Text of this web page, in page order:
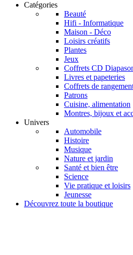
Catégories
Beauté
Hifi - Informatique
Maison - Déco
Loisirs créatifs
Plantes
Jeux
Coffrets CD
Livres et papeteries
Coffrets de
Patrons
Cuisine, alimentation
Montres, bijoux et
Univers
Automobile
Histoire
Musique
Nature et jardin
Santé et bien être
Science
Vie pratique et loisirs
Jeunesse
Découvrez toute la boutique